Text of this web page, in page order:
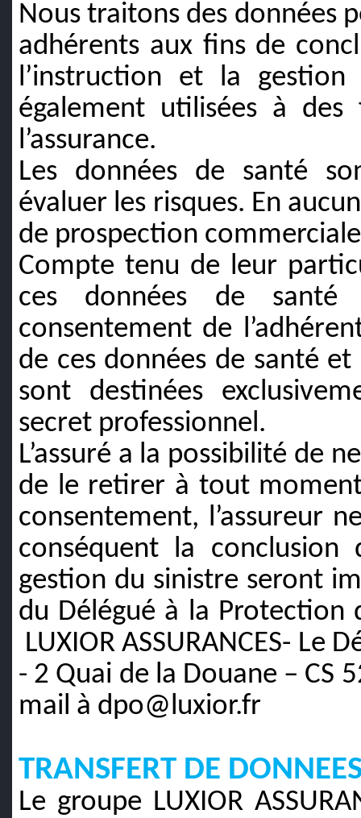
Nous traitons des données
adhérents aux fins de
l’instruction et la gestion
également utilisées à
l’assurance.
Les données de santé
évaluer les risques. En
de prospection
Compte tenu de leur
ces données de
consentement de
de ces données de santé
sont destinées
secret professionnel.
L’assuré a la possibilité de
de le retirer à tout
consentement, l’assureur
conséquent la
gestion du sinistre seront
du Délégué à la Protection
LUXIOR ASSURANCES- Le
- 2 Quai de la Douane – CS
mail à dpo@luxior.fr
TRANSFERT DE
Le groupe LUXIOR